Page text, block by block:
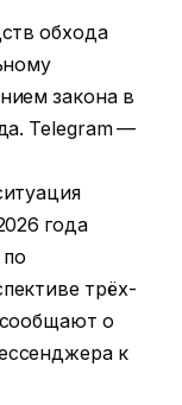
обхода
закона в
Telegram —
года
трёх-
о
к